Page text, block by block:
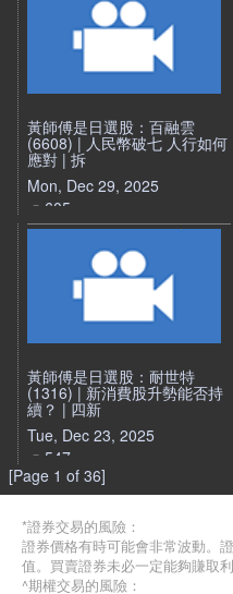
黃師傅是日選股：百融雲
(6608) | 人民幣破七 人行如何
應對 | 拆
Mon, Dec 29, 2025
605
黃師傅是日選股：耐世特
(1316) | 新消費股升勢能否持
續？ | 四新
Tue, Dec 23, 2025
547
[Page 1 of 36]
*證券交易的風險：
證券價格有時可能會非常波動。
值。買賣證券未必一定能夠賺取
^期權交易的風險：